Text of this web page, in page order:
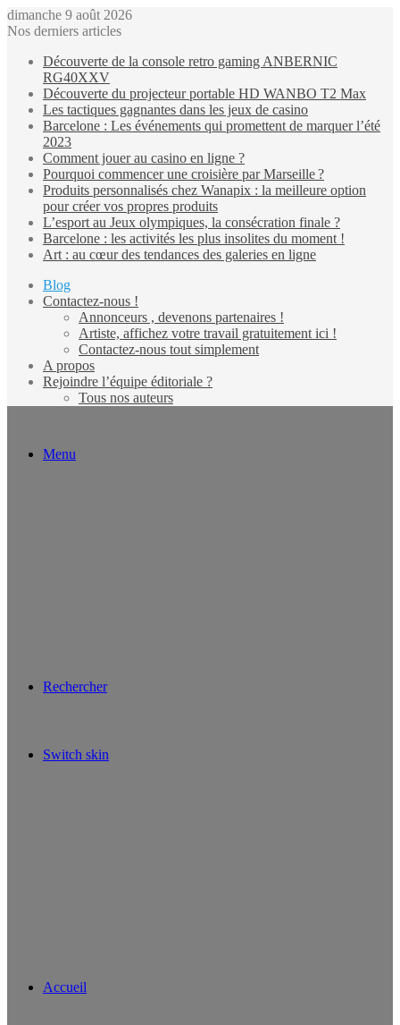
dimanche 9 août 2026
Nos derniers articles
Découverte de la console retro gaming ANBERNIC
RG40XXV
Découverte du projecteur portable HD WANBO T2 Max
Les tactiques gagnantes dans les jeux de casino
Barcelone : Les événements qui promettent de marquer l’été
2023
Comment jouer au casino en ligne ?
Pourquoi commencer une croisière par Marseille ?
Produits personnalisés chez Wanapix : la meilleure option
pour créer vos propres produits
L’esport au Jeux olympiques, la consécration finale ?
Barcelone : les activités les plus insolites du moment !
Art : au cœur des tendances des galeries en ligne
Blog
Contactez-nous !
Annonceurs , devenons partenaires !
Artiste, affichez votre travail gratuitement ici !
Contactez-nous tout simplement
A propos
Rejoindre l’équipe éditoriale ?
Tous nos auteurs
Menu
Rechercher
Switch skin
Accueil